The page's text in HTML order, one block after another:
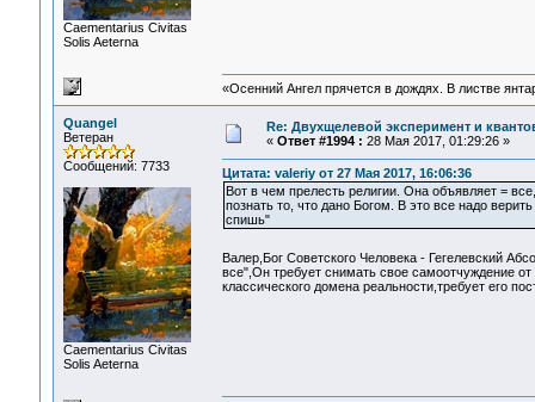
Сaementarius Civitas
Solis Aeterna
«Осенний Ангел прячется в дождях. В листве
Quangel
Ветеран
Сообщений: 7733
Сaementarius Civitas
Solis Aeterna
Re: Двухщелевой эксперимент и
« Ответ #1994 : 28 Мая 2017, 01:29:26 »
Цитата: valeriy от 27 Мая 2017, 16:06:36
Вот в чем прелесть религии. Она объявляет =
познать то, что дано Богом. В это все надо
спишь"
Валер,Бог Советского Человека - Гегелевский
все",Он требует снимать свое самоотчуждение
классического домена реальности,требует его